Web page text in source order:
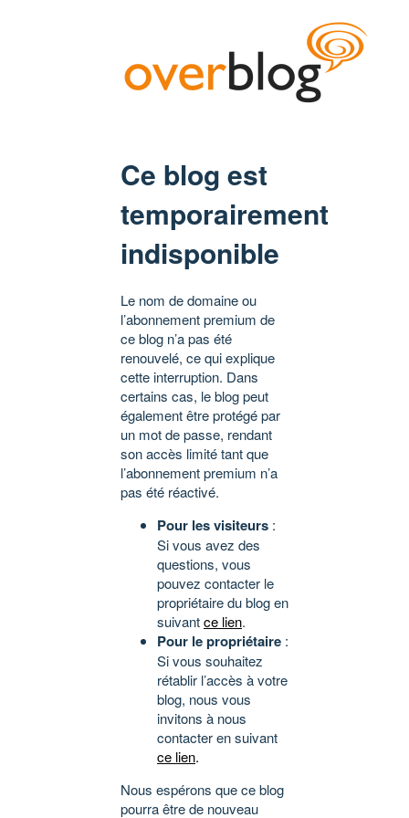
Ce blog est
temporairement
indisponible
Le nom de domaine ou
l’abonnement premium de
ce blog n’a pas été
renouvelé, ce qui explique
cette interruption. Dans
certains cas, le blog peut
également être protégé par
un mot de passe, rendant
son accès limité tant que
l’abonnement premium n’a
pas été réactivé.
Pour les visiteurs :
Si vous avez des
questions, vous
pouvez contacter le
propriétaire du blog en
suivantce lien.
Pour le propriétaire :
Si vous souhaitez
rétablir l’accès à votre
blog, nous vous
invitons à nous
contacter en suivant
ce lien.
Nous espérons que ce blog
pourra être de nouveau